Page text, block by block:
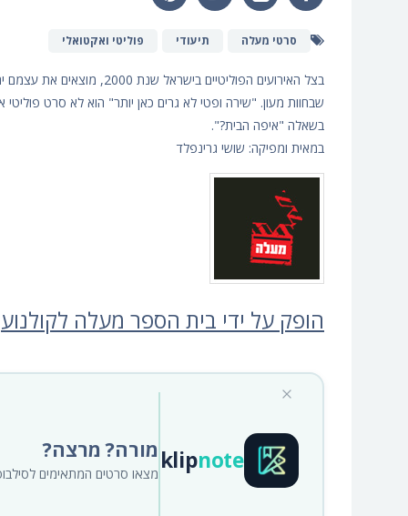
סרטי מעלה תיעודי פוליטי ואקטואלי
בצל האירועים הפוליטיים
שבחוות מעון. "שירה ופטי לא גרים כאן יותר" הוא לא סרט
בשאלה "איפה הבית?".
במאית ומפיקה: שושי גרינפלד
הופק על ידי בית הספר מעלה לקולנוע
klipnote מורה? מרצה?
מצאו סרטים המתאימים